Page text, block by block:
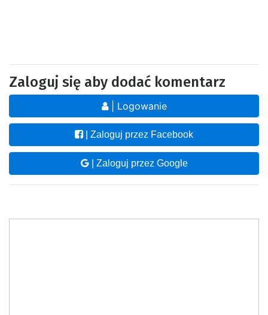
Zaloguj się aby dodać komentarz
| Logowanie
| Zaloguj przez Facebook
| Zaloguj przez Google